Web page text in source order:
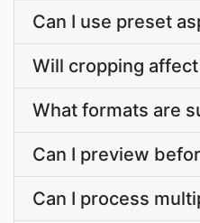
Can I use preset
Will cropping
What formats are
Can I preview
Can I process